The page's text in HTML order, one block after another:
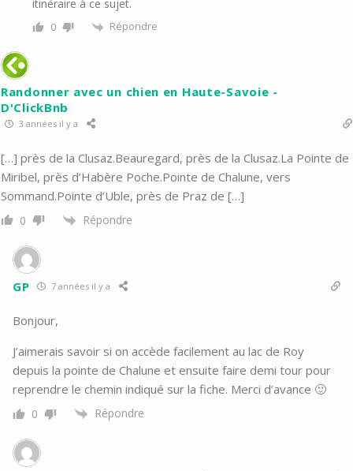
itinéraire à ce sujet.
0 Répondre
Randonner avec un chien en Haute-Savoie -
D'ClickBnb
3 années il y a
[…] près de la Clusaz.Beauregard, près de la Clusaz.La Pointe de
Miribel, près d’Habère Poche.Pointe de Chalune, vers
Sommand.Pointe d’Uble, près de Praz de […]
0 Répondre
GP 7 années il y a
Bonjour,
J’aimerais savoir si on accède facilement au lac de Roy
depuis la pointe de Chalune et ensuite faire demi tour pour
reprendre le chemin indiqué sur la fiche. Merci d’avance 🙂
0 Répondre